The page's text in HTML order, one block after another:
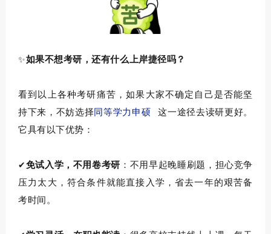
✨如果不想考研 ，还有什么上岸捷径吗？
看到 以上各种考研痛苦 ，如果大家不确定自己是否能坚
持下来，不妨选择同等学力申硕
这一途径去读研更好。
它具有以下优势：
✔ 免试入学，不用卷考研 ： 不用早起晚睡刷题， 担心竞争
压力 太大 ，符合条件就能直接入学，省去一年的艰苦备
考时间 。